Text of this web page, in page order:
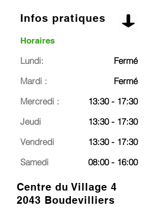
Infos pratiques
Horaires
Lundi:
Mardi :
Mercredi :
Jeudi
Vendredi
Samedi
Fermé
Fermé
13:30 - 17:30
13:30 - 17:30
13:30 - 17:30
08:00 - 16:00
Centre du Village 4
2043 Boudevilliers